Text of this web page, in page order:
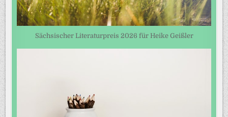
Sächsischer Literaturpreis 2026 für Heike Geißler